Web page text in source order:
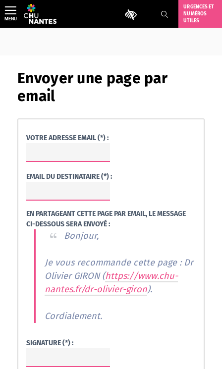
Aller
au
contenu
Outils d'accessibilité
URGENCES ET
NUMÉROS
UTILES
MENU
Envoyer une page par
email
VOTRE ADRESSE EMAIL (*) :
EMAIL DU DESTINATAIRE (*) :
EN PARTAGEANT CETTE PAGE PAR EMAIL, LE MESSAGE
CI-DESSOUS SERA ENVOYÉ :
Bonjour,
Je vous recommande cette page : Dr
Olivier GIRON (https://www.chu-
nantes.fr/dr-olivier-giron).
Cordialement.
SIGNATURE (*) :